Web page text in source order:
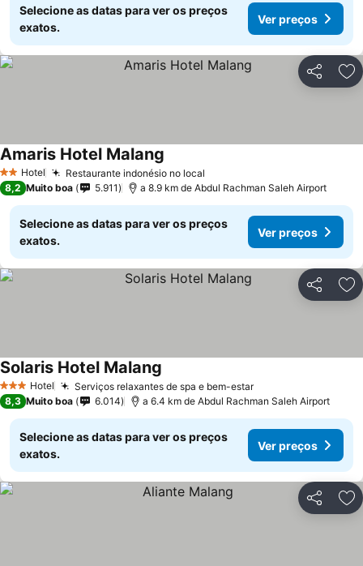
Selecione as datas para ver os preços
exatos.
Ver preços
Partilhar
2 Estrelas
Hotel Restaurante indonésio no local
Amaris Hotel Malang
8,2 Muito boa 5.911 a 8.9 km de Abdul Rachman Saleh Airport
Selecione as datas para ver os preços
exatos.
Ver preços
Partilhar
3 EstrelasHotel Serviços relaxantes de spa e bem-estar
Solaris Hotel Malang
8,3 Muito boa 6.014 a 6.4 km de Abdul Rachman Saleh Airport
Selecione as datas para ver os preços
exatos.
Ver preços
Partilhar